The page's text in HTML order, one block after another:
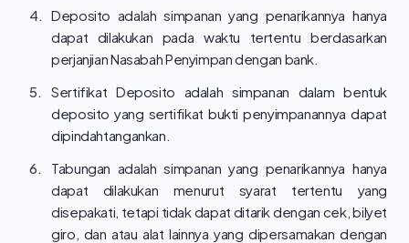
4. Deposito adalah simpanan yang penarikannya hanya
dapat dilakukan pada waktu tertentu berdasarkan
perjanjian Nasabah Penyimpan dengan bank.
5.
Sertifikat Deposito adalah simpanan dalam bentuk
deposito yang sertifikat bukti penyimpanannya dapat
dipindahtangankan.
6.
Tabungan adalah simpanan yang penarikannya hanya
dapat dilakukan menurut syarat tertentu yang
disepakati, tetapi tidak dapat ditarik dengan cek, bilyet
giro, dan atau alat lainnya yang dipersamakan dengan